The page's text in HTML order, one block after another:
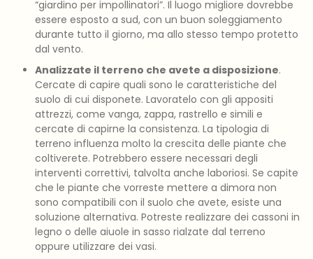
“giardino per impollinatori”. Il luogo migliore dovrebbe
essere esposto a sud, con un buon soleggiamento
durante tutto il giorno, ma allo stesso tempo protetto
dal vento.
Analizzate il terreno che avete a disposizione.
Cercate di capire quali sono le caratteristiche del
suolo di cui disponete. Lavoratelo con gli appositi
attrezzi, come vanga, zappa, rastrello e simili e
cercate di capirne la consistenza. La tipologia di
terreno influenza molto la crescita delle piante che
coltiverete. Potrebbero essere necessari degli
interventi correttivi, talvolta anche laboriosi. Se capite
che le piante che vorreste mettere a dimora non
sono compatibili con il suolo che avete, esiste una
soluzione alternativa. Potreste realizzare dei cassoni in
legno o delle aiuole in sasso rialzate dal terreno
oppure utilizzare dei vasi.